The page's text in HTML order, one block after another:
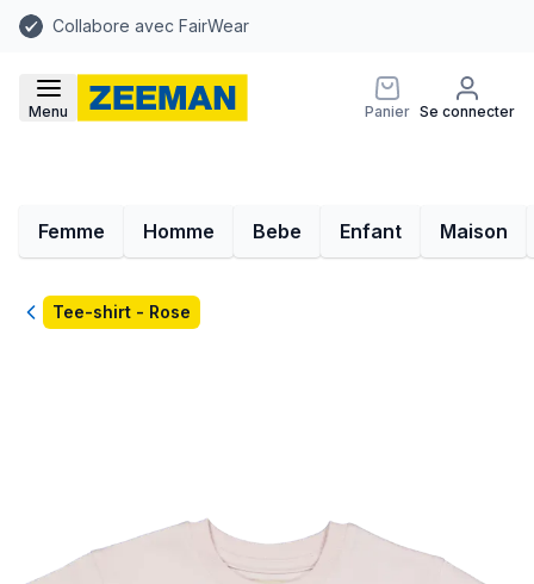
Collabore avec FairWear
Menu Panier Se connecter
Femme Homme Bebe Enfant Maison
RetourTee-shirt - Rose